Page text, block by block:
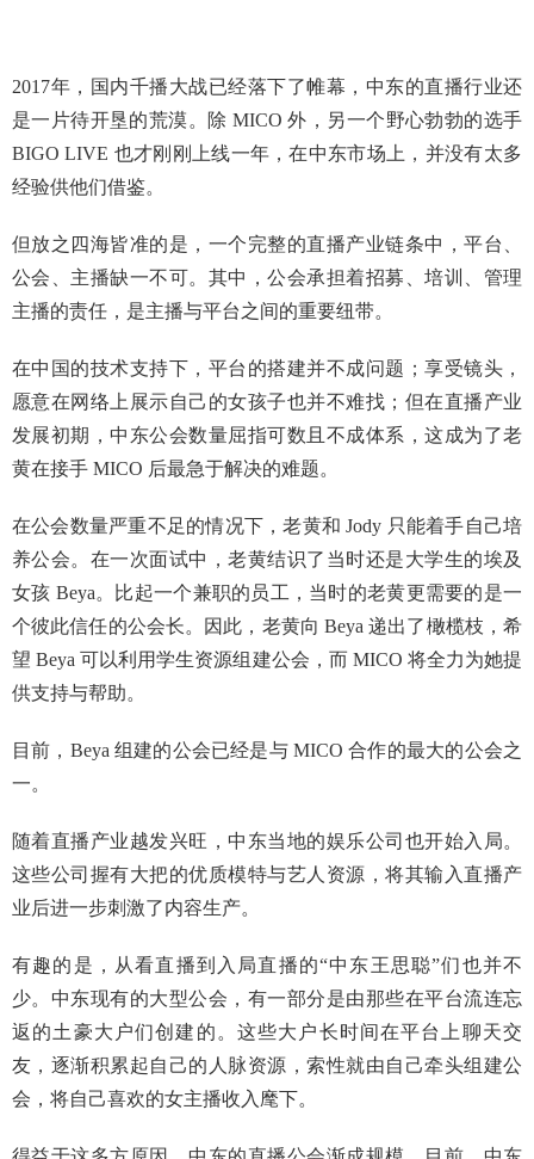
2017年，国内千播大战已经落下了帷幕，中东的直播行业还
是一片待开垦的荒漠。除 MICO 外，另一个野心勃勃的选手
BIGO LIVE 也才刚刚上线一年，在中东市场上，并没有太多
经验供他们借鉴。
但放之四海皆准的是，一个完整的直播产业链条中，平台、
公会、主播缺一不可。其中，公会承担着招募、培训、管理
主播的责任，是主播与平台之间的重要纽带。
在中国的技术支持下，平台的搭建并不成问题；享受镜头，
愿意在网络上展示自己的女孩子也并不难找；但在直播产业
发展初期，中东公会数量屈指可数且不成体系，这成为了老
黄在接手 MICO 后最急于解决的难题。
在公会数量严重不足的情况下，老黄和 Jody 只能着手自己培
养公会。在一次面试中，老黄结识了当时还是大学生的埃及
女孩 Beya。比起一个兼职的员工，当时的老黄更需要的是一
个彼此信任的公会长。因此，老黄向 Beya 递出了橄榄枝，希
望 Beya 可以利用学生资源组建公会，而 MICO 将全力为她提
供支持与帮助。
目前，Beya 组建的公会已经是与 MICO 合作的最大的公会之
一。
随着直播产业越发兴旺，中东当地的娱乐公司也开始入局。
这些公司握有大把的优质模特与艺人资源，将其输入直播产
业后进一步刺激了内容生产。
有趣的是，从看直播到入局直播的“中东王思聪”们也并不
少。中东现有的大型公会，有一部分是由那些在平台流连忘
返的土豪大户们创建的。这些大户长时间在平台上聊天交
友，逐渐积累起自己的人脉资源，索性就由自己牵头组建公
会，将自己喜欢的女主播收入麾下。